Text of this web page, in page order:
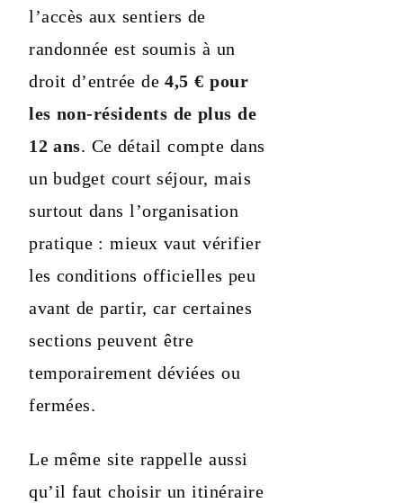
l’accès aux sentiers de
randonnée est soumis à un
droit d’entrée de4,5 € pour
les non-résidents de plus de
12 ans. Ce détail compte dans
un budget court séjour, mais
surtout dans l’organisation
pratique : mieux vaut vérifier
les conditions officielles peu
avant de partir, car certaines
sections peuvent être
temporairement déviées ou
fermées.
Le même site rappelle aussi
qu’il faut choisir un itinéraire